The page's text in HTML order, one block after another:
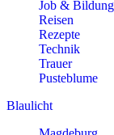
Job & Bildung
Reisen
Rezepte
Technik
Trauer
Pusteblume
Blaulicht